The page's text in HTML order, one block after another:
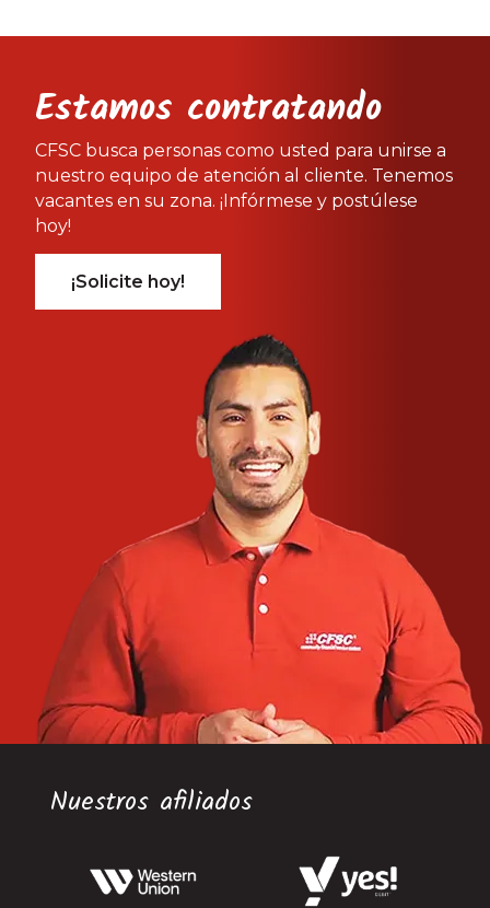
Estamos contratando
CFSC busca personas como usted para unirse a
nuestro equipo de atención al cliente. Tenemos
vacantes en su zona. ¡Infórmese y postúlese
hoy!
¡Solicite hoy!
Nuestros afiliados